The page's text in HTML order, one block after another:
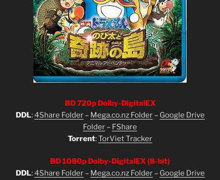
BD 720p Dolby-DigitalEX
DDL:4Share Folder– Mega.co.nz Folder– Google Drive
Folder – FShare
Torrent:TorViet Tracker
BD 1080p Dolby-DigitalEX (8-bit)
DDL:4Share Folder– Mega.co.nz Folder– Google Drive